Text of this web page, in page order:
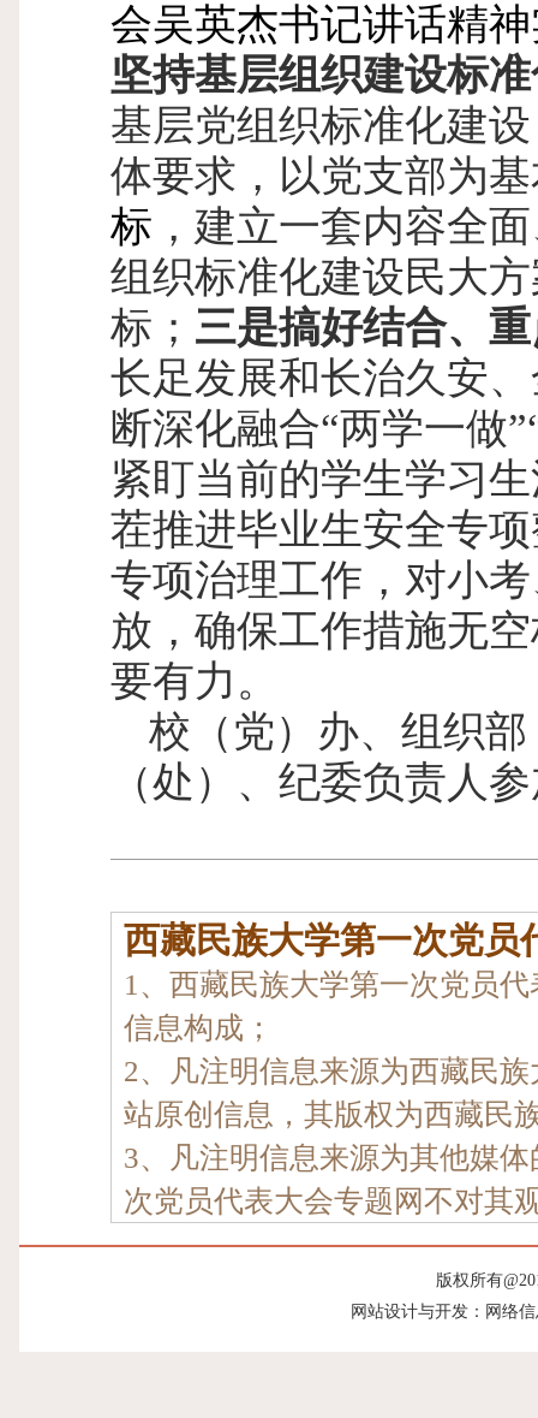
会吴英杰书记讲话精
坚持基层组织建设标
基层党组织标准化建
体要求，以党支部为
标 ，建立一套内容全
组织标准化建设民大
标； 三是搞好结合、
长足发展和长治久安
断深化融合“两学一做
紧盯当前的学生学习
茬推进毕业生安全专
专项治理工作，对小
放，确保工作措施无
要有力。
校（党）办、组织
（处）、纪委负责人
西藏民族大学第一次党员
1、西藏民族大学第一次党员
信息构成；
2、凡注明信息来源为西藏民
站原创信息，其版权为西藏民
3、凡注明信息来源为其他媒
次党员代表大会专题网不对其
版权所有
网站设计与开发：网络